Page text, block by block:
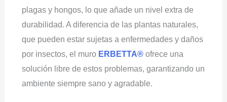
plagas y hongos, lo que añade un nivel extra de
durabilidad. A diferencia de las plantas naturales,
que pueden estar sujetas a enfermedades y daños
por insectos, el muro ERBETTA®ofrece una
solución libre de estos problemas, garantizando un
ambiente siempre sano y agradable.